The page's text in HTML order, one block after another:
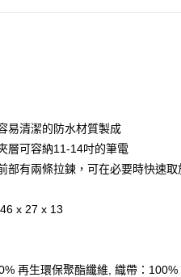
期 NT$1,563
第一商業銀行
彰化商業銀行
銀行
永豐商業銀行
期NT$781
第一商業銀行
銀行
遠東國際商業銀行
易清潔的防水材質製成
層可容納11-14吋的筆電
部有兩條拉鍊，可在必要時快速取
x 27 x 13
再生環保聚酯纖維, 織帶：100%